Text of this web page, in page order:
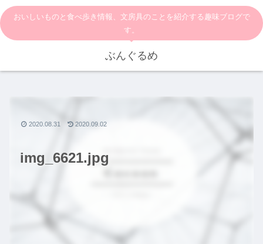
おいしいものと食べ歩き情報、文房具のことを紹介する趣味ブログで
す。
ぶんぐるめ
img_6621.jpg
2020.08.31 2020.09.02